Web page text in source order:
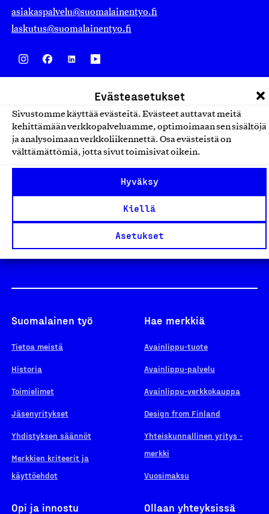
Evästeasetukset
Sivustomme käyttää evästeitä. Evästeet auttavat meitä
kehittämään verkkopalveluamme, optimoimaan sen sisältöjä
ja analysoimaan verkkoliikennettä. Osa evästeistä on
välttämättömiä, jotta sivut toimisivat oikein.
Hyväksy
Kiellä
Asetukset
asiakaspalvelu@suomalainentyo.fi
laskutus@suomalainentyo.fi
Design From Finland
Yhteiskunnallinen Yritys -merkki
Suomalainen työ
Tietoa meistä
Historia
Toimielimet
Jäsenyritykset
Yhdistyksen säännöt
Merkkien kriteerit ja
käyttöehdot
Hae merkkiä
Avainlippu-tuote
Avainlippu-palvelu
Avainlippu-verkkokauppa
Design from Finland
Yhteiskunnallinen yritys -
merkki
Vuosimaksu
Opi ja innostu Ollaan yhteyksissä